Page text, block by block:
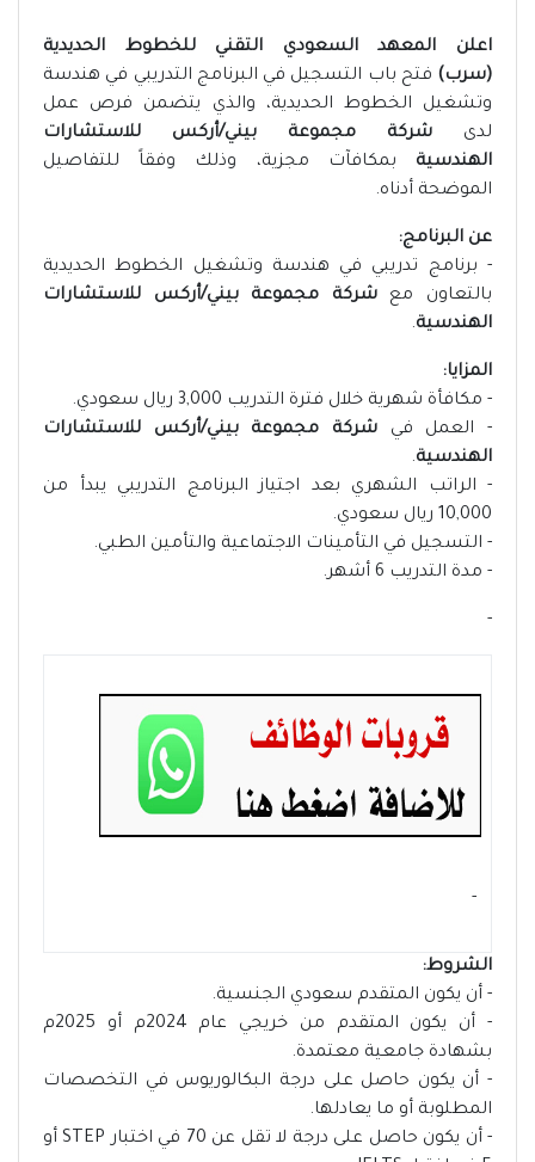
اعلن المعهد السعودي التقني للخطوط الحديدية
(سرب) فتح باب التسجيل في البرنامج التدريبي في هندسة
وتشغيل الخطوط الحديدية، والذي يتضمن فرص عمل
لدى شركة مجموعة بيني/أركس للاستشارات
الهندسية بمكافآت مجزية، وذلك وفقاً للتفاصيل
الموضحة أدناه.
عن البرنامج:
- برنامج تدريبي في هندسة وتشغيل الخطوط الحديدية
بالتعاون معشركة مجموعة بيني/أركس للاستشارات
الهندسية.
المزايا:
- مكافأة شهرية خلال فترة التدريب 3,000 ريال سعودي.
- العمل في شركة مجموعة بيني/أركس للاستشارات
الهندسية.
- الراتب الشهري بعد اجتياز البرنامج التدريبي يبدأ من
10,000 ريال سعودي.
- التسجيل في التأمينات الاجتماعية والتأمين الطبي.
- مدة التدريب 6 أشهر.
-
- ‏
الشروط:
- أن يكون المتقدم سعودي الجنسية.
- أن يكون المتقدم من خريجي عام 2024م أو 2025م
بشهادة جامعية معتمدة.
- أن يكون حاصل على درجة البكالوريوس في التخصصات
المطلوبة أو ما يعادلها.
- أن يكون حاصل على درجة لا تقل عن 70 في اختبار STEP أو